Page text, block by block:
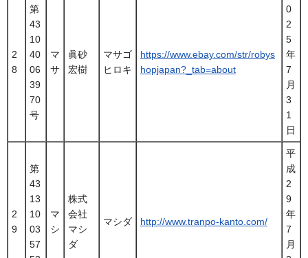
2
8
第
43
10
40
06
39
70
号
マ
サ
眞砂
宏樹
マサゴ
ヒロキ
https://www.ebay.com/str/robys
hopjapan?_tab=about
0
2
5
年
7
月
3
1
日
2
9
第
43
13
10
03
57
マ
シ
株式
会社
マシ
ダ
マシダ http://www.tranpo-kanto.com/
平
成
2
9
年
7
月